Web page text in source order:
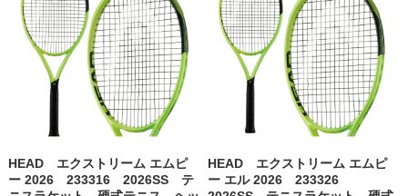
HEAD エクストリーム エムピ
ー 2026 233316 2026SS テ
HEAD エクストリーム エムピ
ー エル 2026 233326